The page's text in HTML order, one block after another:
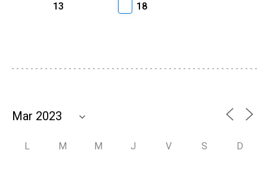
13
18
L M M J V S D